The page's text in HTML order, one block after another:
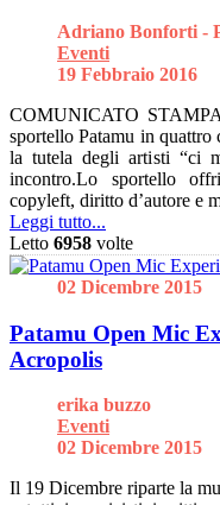
Adriano Bonforti -
Eventi
19 Febbraio 2016
COMUNICATO
sportello Patamu in
la tutela degli artisti “ci
incontro.Lo sportello
copyleft, diritto d’autore e
Leggi tutto...
Letto 6958 volte
02 Dicembre 2015
Patamu Open Mic
Acropolis
erika buzzo
Eventi
02 Dicembre 2015
Il 19 Dicembre riparte la